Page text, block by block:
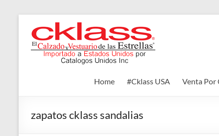
content
Cklass
El
las
Estrellas
Home #Cklass USA Venta Por
zapatos cklass sandalias